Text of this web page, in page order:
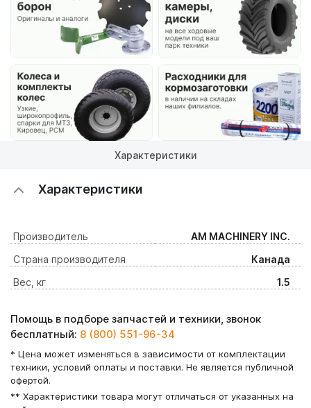
Характеристики
Характеристики
Производитель
AM MACHINERY INC.
Страна производителя
Канада
Вес, кг
1.5
Помощь в подборе запчастей и техники, звонок
бесплатный: 8 (800) 551-96-34
* Цена может изменяться в зависимости от комплектации
техники, условий оплаты и поставки. Не является публичной
офертой.
** Характеристики товара могут отличаться от указанных на